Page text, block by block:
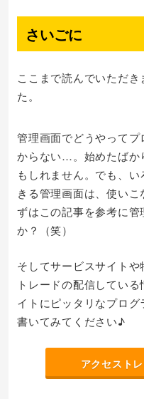
さいごに
ここまで読んでいただ
た。
管理画面でどうやって
からない…。始めたばか
もしれません。でも、
きる管理画面は、使い
ずはこの記事を参考に
か？（笑）
そしてサービスサイト
トレードの配信してい
イトにピッタリなプロ
書いてみてください♪
アクセスト